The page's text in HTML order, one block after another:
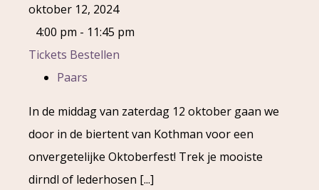
oktober 12, 2024
4:00 pm - 11:45 pm
Tickets Bestellen
Paars
In de middag van zaterdag 12 oktober gaan we
door in de biertent van Kothman voor een
onvergetelijke Oktoberfest! Trek je mooiste
dirndl of lederhosen [...]